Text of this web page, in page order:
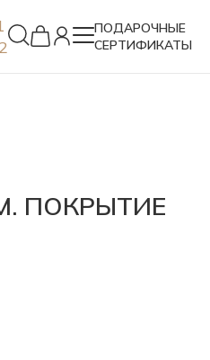
ПОДАРОЧНЫЕ
СЕРТИФИКАТЫ
ПОКРЫТИЕ